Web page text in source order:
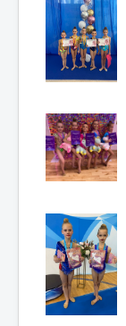
Группа в VK
Антидопинг
Политика
данных